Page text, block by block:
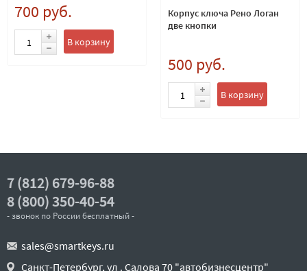
700 руб.
В корзину
Корпус ключа Рено Логан
две кнопки
500 руб.
В корзину
7 (812) 679-96-88
8 (800) 350-40-54
- звонок по России бесплатный -
sales@smartkeys.ru
Санкт-Петербург, ул . Салова 70 "автобизнесцентр"